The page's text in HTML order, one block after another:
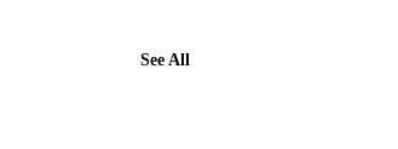
See All